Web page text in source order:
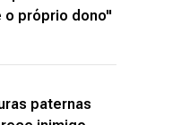
o próprio dono"
paternas